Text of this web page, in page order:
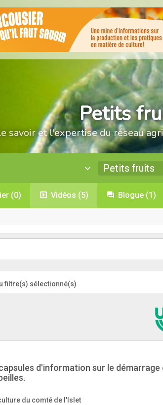
Petits
savoir et l'expertise du réseau
Petits fruits
(0) Vidéos (5) Blogue (1)
filtre(s) sélectionné(s)
d'information sur le
du comté de l'Islet